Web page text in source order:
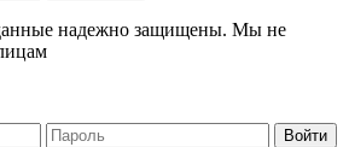
надежно защищены. Мы не